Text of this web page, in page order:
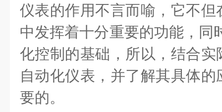
仪表的作用不言而喻，它不
中发挥着十分重要的功能，同
化控制的基础，所以，结合
自动化仪表，并了解其具体
要的。